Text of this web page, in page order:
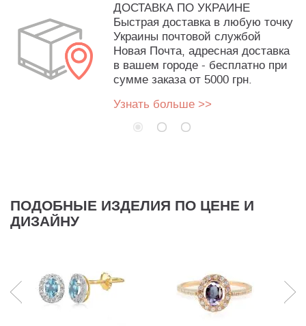
ДОСТАВКА ПО УКРАИНЕ
Быстрая доставка в любую точку
Украины почтовой службой
Новая Почта, адресная доставка
в вашем городе - бесплатно при
сумме заказа от 5000 грн.
Узнать больше >>
ПОДОБНЫЕ ИЗДЕЛИЯ ПО ЦЕНЕ И
ДИЗАЙНУ